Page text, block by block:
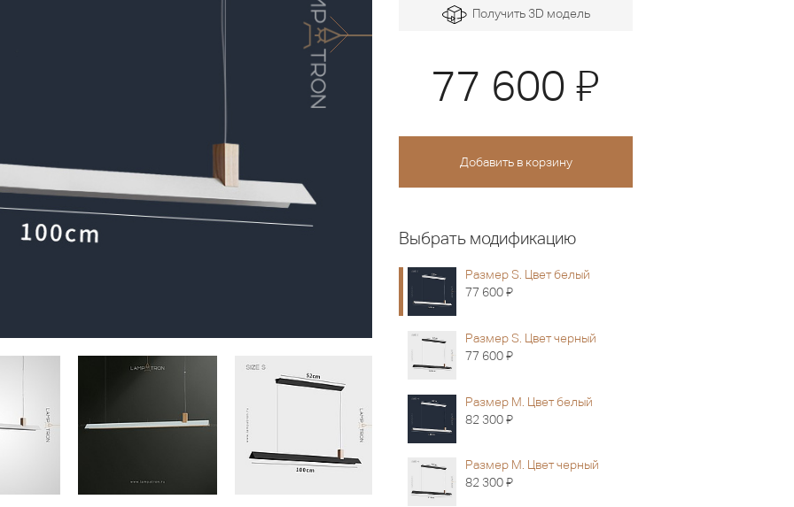
Получить 3D модель
77 600 Я
Выбрать модификацию
Размер S. Цвет белый
77 600Я
Размер S. Цвет черный
77 600Я
Размер M. Цвет белый
82 300Я
Размер M. Цвет черный
82 300Я